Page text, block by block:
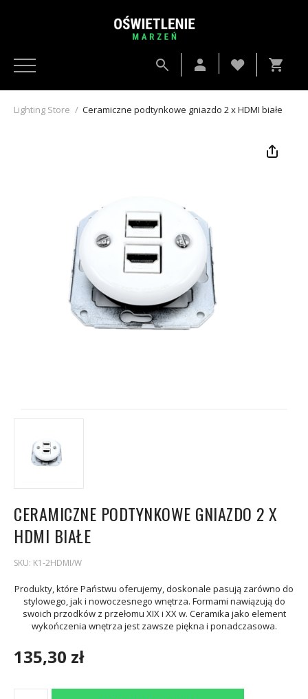
Lighting Store / Ceramiczne podtynkowe gniazdo 2 x HDMI białe
CERAMICZNE PODTYNKOWE GNIAZDO 2 X
HDMI BIAŁE
SKU: K1-2HDMI/W
Produkty, które Państwu oferujemy, doskonale pasują zarówno do
stylowego, jak i nowoczesnego wnętrza. Formami nawiązują do
swoich przodków z przełomu XIX i XX w. Ceramika jako element
wykończenia wnętrza jest zawsze piękna i ponadczasowa.
135,30 zł